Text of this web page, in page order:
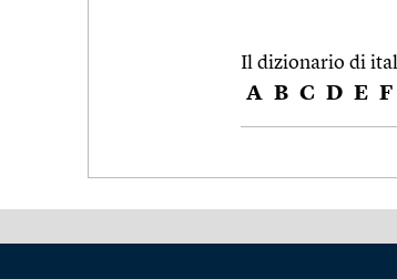
Il dizionario di
A B C D E F